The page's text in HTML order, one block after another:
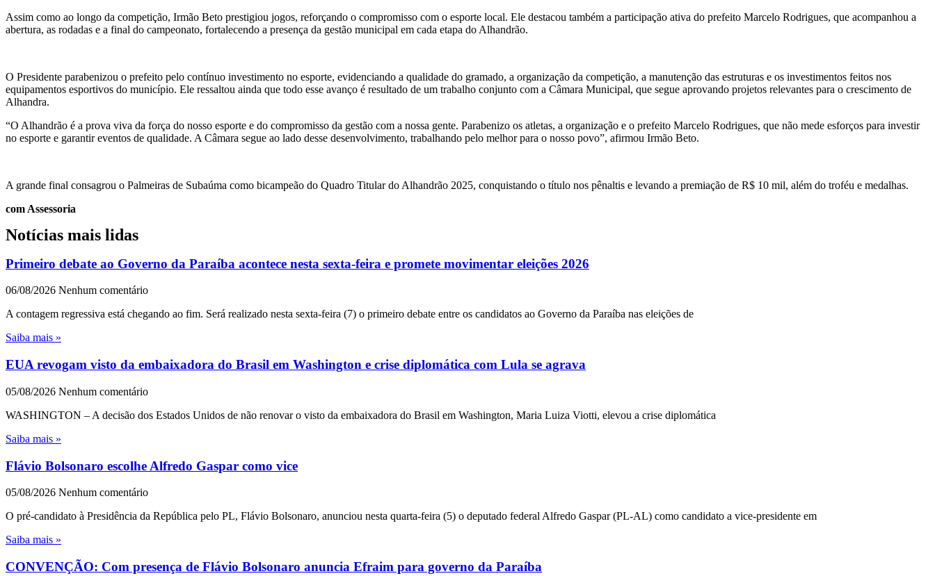
Assim como ao longo da competição, Irmão Beto prestigiou jogos, reforçando o compromisso com o esporte local. Ele destacou também a participação ativa do prefeito Marcelo Rodrigues, que acompanhou a
abertura, as rodadas e a final do campeonato, fortalecendo a presença da gestão municipal em cada etapa do Alhandrão.
O Presidente parabenizou o prefeito pelo contínuo investimento no esporte, evidenciando a qualidade do gramado, a organização da competição, a manutenção das estruturas e os investimentos feitos nos
equipamentos esportivos do município. Ele ressaltou ainda que todo esse avanço é resultado de um trabalho conjunto com a Câmara Municipal, que segue aprovando projetos relevantes para o crescimento de
Alhandra.
“O Alhandrão é a prova viva da força do nosso esporte e do compromisso da gestão com a nossa gente. Parabenizo os atletas, a organização e o prefeito Marcelo Rodrigues, que não mede esforços para investir
no esporte e garantir eventos de qualidade. A Câmara segue ao lado desse desenvolvimento, trabalhando pelo melhor para o nosso povo”, afirmou Irmão Beto.
A grande final consagrou o Palmeiras de Subaúma como bicampeão do Quadro Titular do Alhandrão 2025, conquistando o título nos pênaltis e levando a premiação de R$ 10 mil, além do troféu e medalhas.
com Assessoria
Notícias mais lidas
Primeiro debate ao Governo da Paraíba acontece nesta sexta-feira e promete movimentar eleições 2026
06/08/2026 Nenhum comentário
A contagem regressiva está chegando ao fim. Será realizado nesta sexta-feira (7) o primeiro debate entre os candidatos ao Governo da Paraíba nas eleições de
Saiba mais »
EUA revogam visto da embaixadora do Brasil em Washington e crise diplomática com Lula se agrava
05/08/2026 Nenhum comentário
WASHINGTON – A decisão dos Estados Unidos de não renovar o visto da embaixadora do Brasil em Washington, Maria Luiza Viotti, elevou a crise diplomática
Saiba mais »
Flávio Bolsonaro escolhe Alfredo Gaspar como vice
05/08/2026 Nenhum comentário
O pré-candidato à Presidência da República pelo PL, Flávio Bolsonaro, anunciou nesta quarta-feira (5) o deputado federal Alfredo Gaspar (PL-AL) como candidato a vice-presidente em
Saiba mais »
CONVENÇÃO: Com presença de Flávio Bolsonaro anuncia Efraim para governo da Paraíba